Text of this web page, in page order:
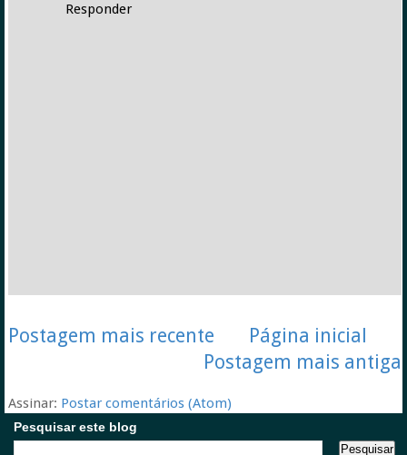
Responder
Postagem mais recente
Postagem mais antiga
Página inicial
Assinar: Postar comentários (Atom)
Pesquisar este blog